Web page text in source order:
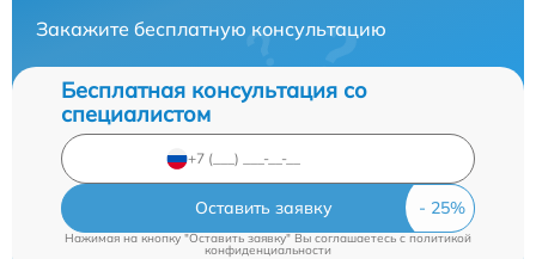
Закажите бесплатную консультацию
Бесплатная консультация со
специалистом
Оставить заявку
Нажимая на кнопку "Оставить заявку" Вы соглашаетесь cполитикой
конфиденциальности